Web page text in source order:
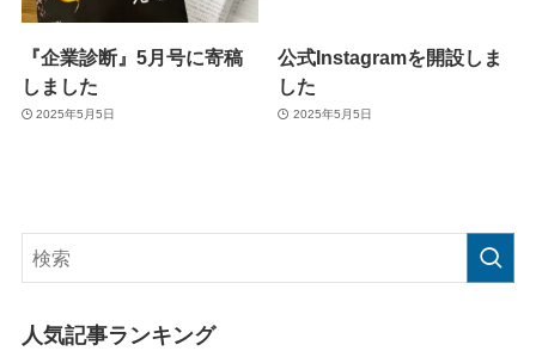
『企業診断』5月号に寄稿
しました
2025年5月5日
公式Instagramを開設しま
した
2025年5月5日
人気記事ランキング